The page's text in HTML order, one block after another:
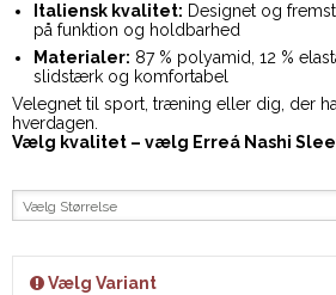
Italiensk kvalitet: Designet og
på funktion og holdbarhed
Materialer: 87 % polyamid, 12 %
slidstærk og komfortabel
Velegnet til sport, træning eller dig, der
hverdagen.
Vælg kvalitet – vælg Erreá Nashi
Vælg Størrelse
Vælg Variant